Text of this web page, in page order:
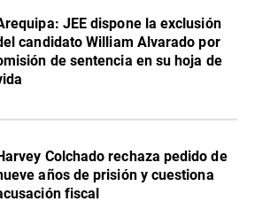
JEE dispone la exclusión
candidato William Alvarado por
de sentencia en su hoja de
Colchado rechaza pedido de
años de prisión y cuestiona
fiscal